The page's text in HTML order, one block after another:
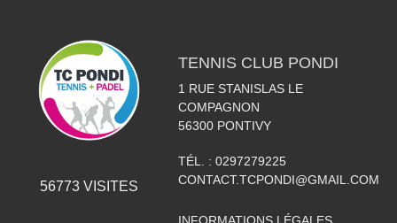
56773VISITES
TENNIS CLUB PONDI
1 RUE STANISLAS LE
COMPAGNON
56300 PONTIVY
TÉL. : 0297279225
CONTACT.TCPONDI@GMAIL.COM
INFORMATIONS LÉGALES